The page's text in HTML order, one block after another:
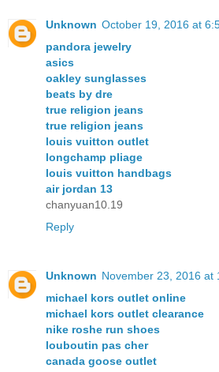
Unknown October 19, 2016 at
pandora jewelry
asics
oakley sunglasses
beats by dre
true religion jeans
true religion jeans
louis vuitton outlet
longchamp pliage
louis vuitton handbags
air jordan 13
chanyuan10.19
Reply
Unknown November 23, 2016 at
michael kors outlet online
michael kors outlet clearance
nike roshe run shoes
louboutin pas cher
canada goose outlet